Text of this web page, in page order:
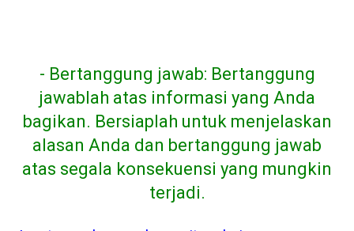
- Bertanggung jawab: Bertanggung
jawablah atas informasi yang Anda
bagikan. Bersiaplah untuk menjelaskan
alasan Anda dan bertanggung jawab
atas segala konsekuensi yang mungkin
terjadi.